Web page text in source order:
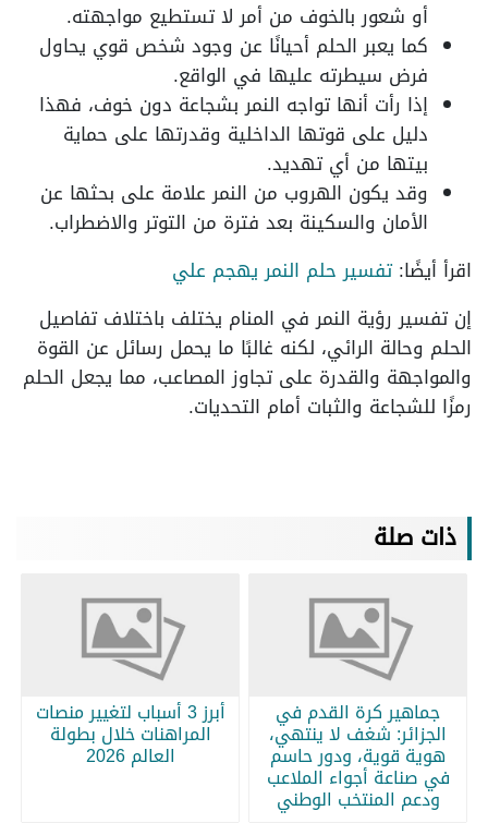
أو شعور بالخوف من أمر لا تستطيع مواجهته.
كما يعبر الحلم أحيانًا عن وجود شخص قوي يحاول
فرض سيطرته عليها في الواقع.
إذا رأت أنها تواجه النمر بشجاعة دون خوف، فهذا
دليل على قوتها الداخلية وقدرتها على حماية
بيتها من أي تهديد.
وقد يكون الهروب من النمر علامة على بحثها عن
الأمان والسكينة بعد فترة من التوتر والاضطراب.
اقرأ أيضًا:تفسير حلم النمر يهجم علي
إن تفسير رؤية النمر في المنام يختلف باختلاف تفاصيل
الحلم وحالة الرائي، لكنه غالبًا ما يحمل رسائل عن القوة
والمواجهة والقدرة على تجاوز المصاعب، مما يجعل الحلم
رمزًا للشجاعة والثبات أمام التحديات.
ذات صلة
جماهير كرة القدم في
الجزائر: شغف لا ينتهي،
هوية قوية، ودور حاسم
في صناعة أجواء الملاعب
ودعم المنتخب الوطني
أبرز 3 أسباب لتغيير منصات
المراهنات خلال بطولة
العالم 2026